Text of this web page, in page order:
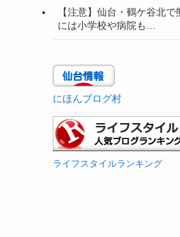
【注意】仙台・鶴ケ谷北で
には小学校や病院も…
にほんブログ村
ライフスタイルランキング